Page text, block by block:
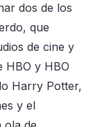
dos de los
que
de cine y
HBO y HBO
Harry Potter,
y el